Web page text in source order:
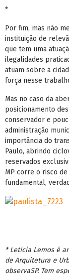
*
Por fim, mas não
instituição de
que tem uma
ilegalidades
atuam sobre a
força nesse
Mas no caso da
posicionamento
conservador e
administração
importância do
Paulo, abrindo
reservados
MP corre o risco
fundamental,
* Leticia Lemos é
de Arquitetura e
observaSP. Tem